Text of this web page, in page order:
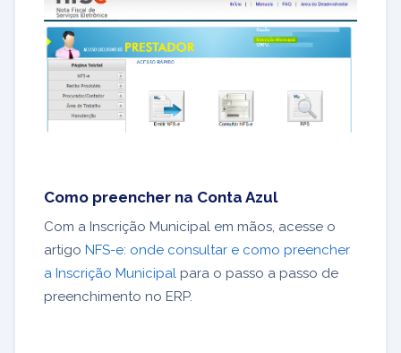
Como preencher na Conta Azul
Com a Inscrição Municipal em mãos, acesse o
artigo NFS-e: onde consultar e como preencher
a Inscrição Municipal para o passo a passo de
preenchimento no ERP.